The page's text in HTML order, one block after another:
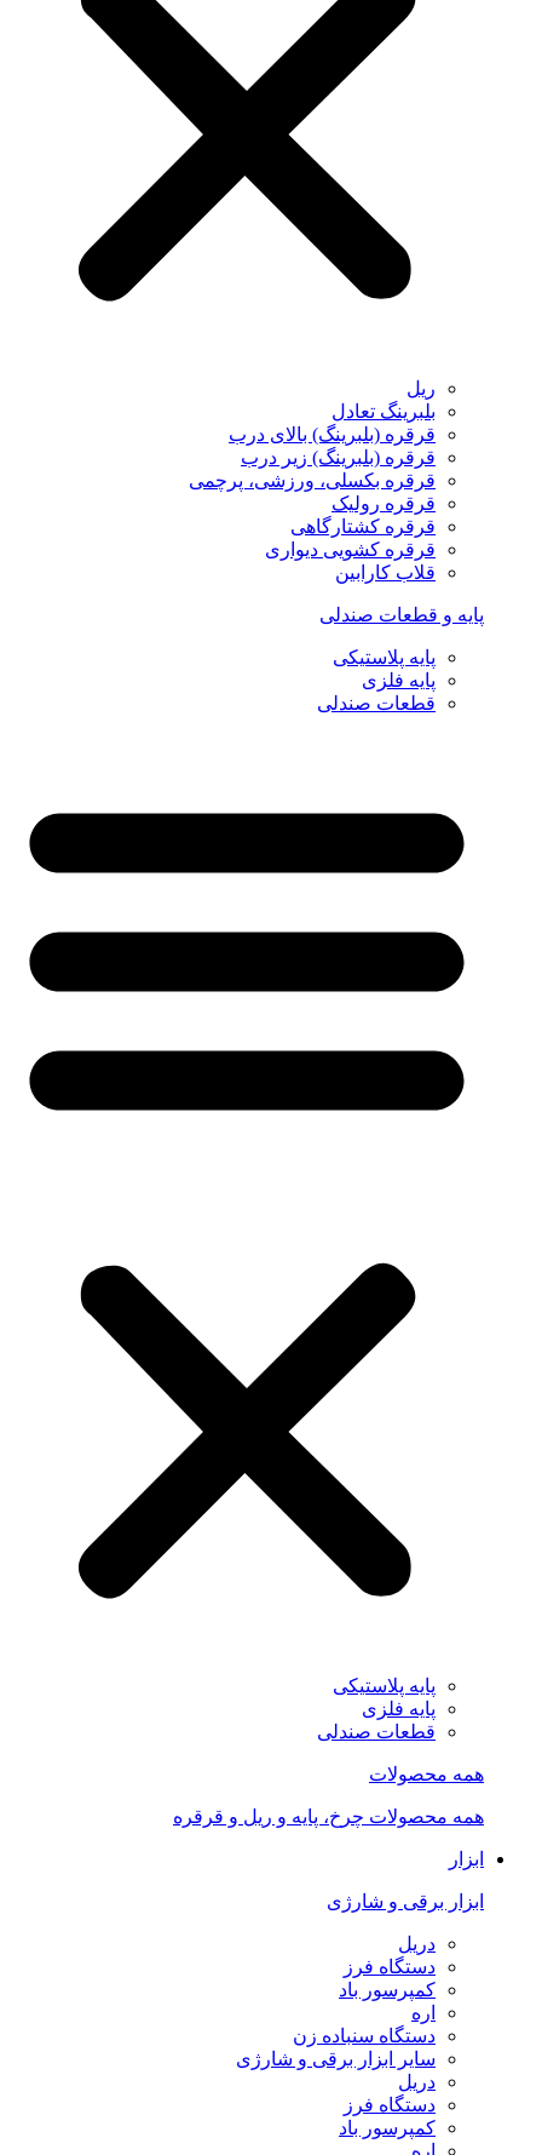
ریل
بلبرینگ تعادل
قرقره (بلبرینگ) بالای درب
قرقره (بلبرینگ) زیر درب
قرقره بکسلی، ورزشی، پرچمی
قرقره رولیک
قرقره کشتارگاهی
قرقره کشویی دیواری
قلاب کارابین
پایه و قطعات صندلی
پایه پلاستیکی
پایه فلزی
قطعات صندلی
پایه پلاستیکی
پایه فلزی
قطعات صندلی
همه محصولات
همه محصولات چرخ، پایه و ریل و قرقره
ابزار
ابزار برقی و شارژی
دریل
دستگاه فرز
کمپرسور باد
اره
دستگاه سنباده زن
سایر ابزار برقی و شارژی
دریل
دستگاه فرز
کمپرسور باد
اره